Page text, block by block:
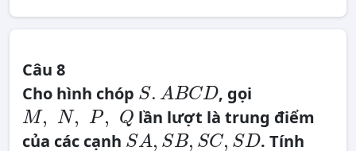
Câu 8
Cho hình chóp S. ABCD
S
.
A
B
C
D
, gọi
M, N, P, Q
M
,
N
,
P
,
lần lượt là trung điểm
của các cạnh SA, SB, SC, SD
S
A . Tính